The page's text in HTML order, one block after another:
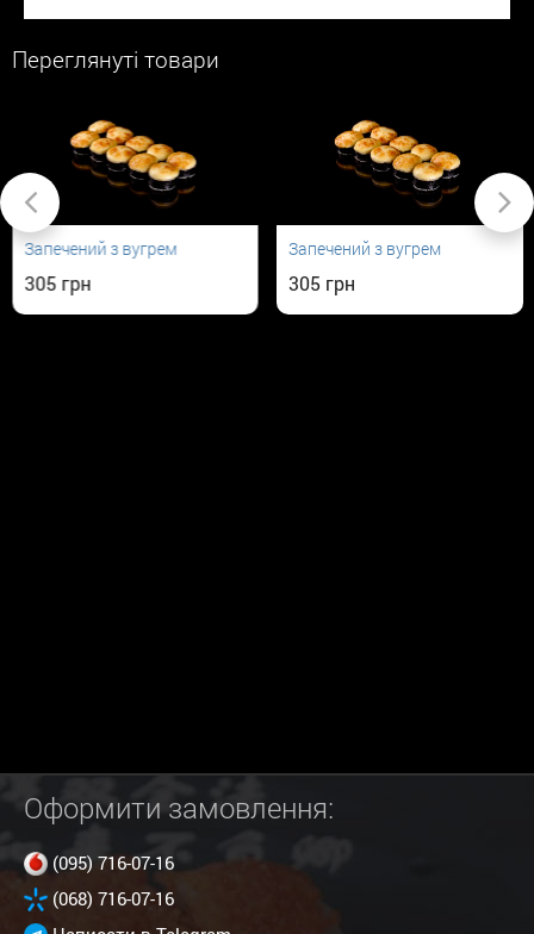
Переглянуті товари
Запечений з вугрем
305
Запечений з вугрем
305
Оформити замовлення:
(095) 716-07-16
(068) 716-07-16